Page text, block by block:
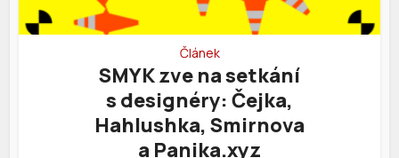
Článek
SMYK zve na setkání
s designéry: Čejka,
Hahlushka, Smirnova
a Panika.xyz